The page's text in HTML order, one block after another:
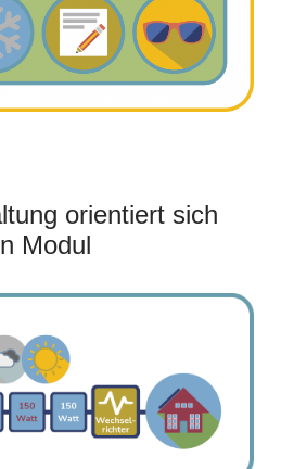
orientiert sich
Modul